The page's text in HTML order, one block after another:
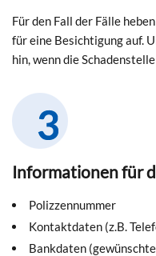
Für den Fall der Fälle
für eine Besichtigung auf.
hin, wenn die
Informationen für
Polizzennummer
Kontaktdaten (z.B.
Bankdaten